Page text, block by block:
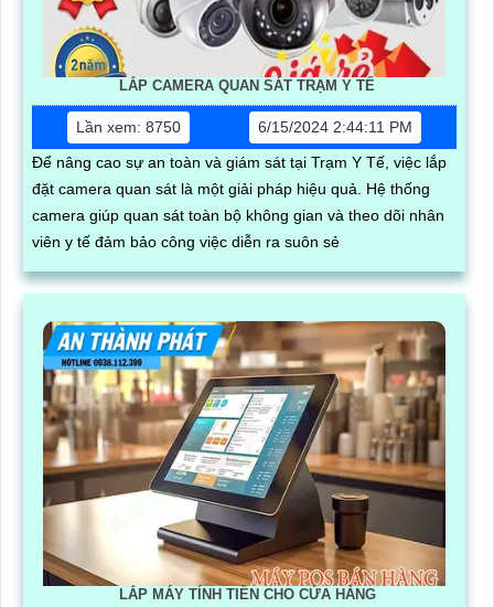
LẮP CAMERA QUAN SÁT TRẠM Y TẾ
Lần xem: 8750
6/15/2024 2:44:11 PM
Để nâng cao sự an toàn và giám sát tại Trạm Y Tế, việc lắp
đặt camera quan sát là một giải pháp hiệu quả. Hệ thống
camera giúp quan sát toàn bộ không gian và theo dõi nhân
viên y tế đảm bảo công việc diễn ra suôn sẻ
LẮP MÁY TÍNH TIỀN CHO CỬA HÀNG